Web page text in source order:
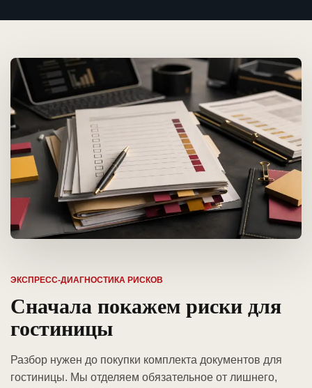
ЭКСПРЕСС-ДИАГНОСТИКА РИСКОВ
Сначала покажем риски для
гостиницы
Разбор нужен до покупки комплекта документов для
гостиницы. Мы отделяем обязательное от лишнего,